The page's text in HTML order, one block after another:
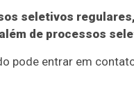
seletivos
de processos
pode entrar em